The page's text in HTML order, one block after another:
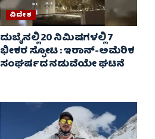
ವಿದೇಶ
ದುಬೈನಲ್ಲಿ 20 ನಿಮಿಷಗಳಲ್ಲಿ 7
ಭೀಕರ ಸ್ಫೋಟ : ಇರಾನ್-ಅಮೆರಿಕ
ಸಂಘರ್ಷದ ನಡುವೆಯೇ ಘಟನೆ